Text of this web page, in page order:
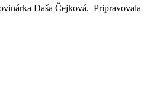
Daša Čejková. Pripravovala